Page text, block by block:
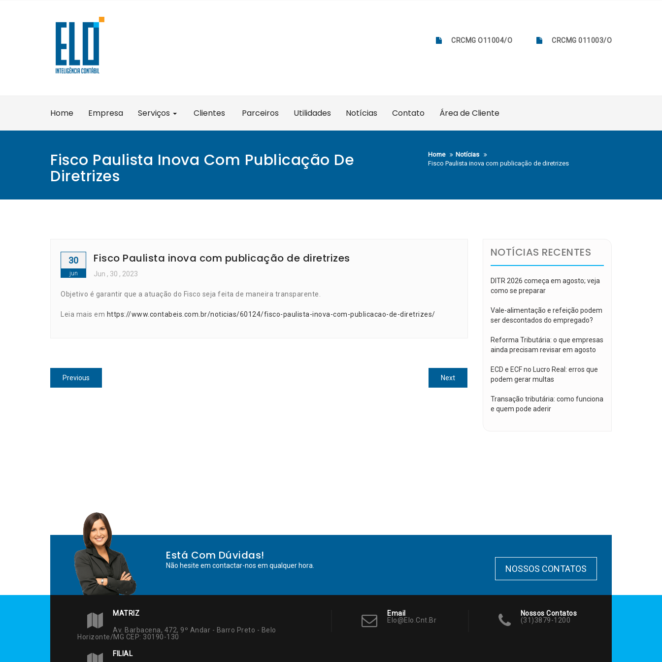
CRCMG O11004/O CRCMG 011003/O
Home Empresa Serviços Clientes Parceiros Utilidades Notícias Contato Área de Cliente
Fisco Paulista Inova Com Publicação De
Diretrizes
Home
Notícias
Fisco Paulista inova com publicação de diretrizes
30
jun
Fisco Paulista inova com publicação de diretrizes
Jun , 30 , 2023
Objetivo é garantir que a atuação do Fisco seja feita de maneira transparente.
Leia mais em https://www.contabeis.com.br/noticias/60124/fisco-paulista-inova-com-publicacao-de-diretrizes/
Navegação
de
Previous
post:
NextNext
post:
NOTÍCIAS RECENTES
DITR 2026 começa em agosto; veja
como se preparar
Vale-alimentação e refeição podem
ser descontados do empregado?
Reforma Tributária: o que empresas
ainda precisam revisar em agosto
ECD e ECF no Lucro Real: erros que
podem gerar multas
Transação tributária: como funciona
e quem pode aderir
Está Com Dúvidas!
Não hesite em contactar-nos em qualquer hora. NOSSOS CONTATOS
MATRIZ
Av. Barbacena, 472, 9º Andar - Barro Preto - Belo
Horizonte/MG CEP: 30190-130
FILIAL
Email
Elo@elo.cnt.br
Nossos Contatos
(31)3879-1200